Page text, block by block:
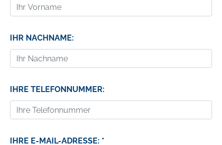
IHR NACHNAME:
IHRE TELEFONNUMMER:
IHRE E-MAIL-ADRESSE: *